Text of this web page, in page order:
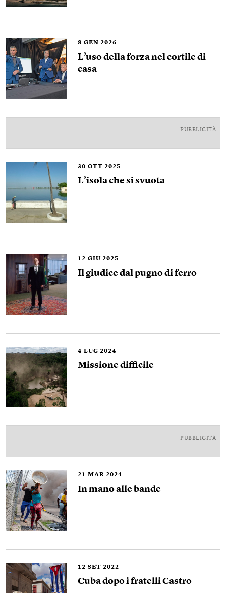
8 GEN 2026
L’uso della forza nel cortile di
casa
PUBBLICITÀ
30 OTT 2025
L’isola che si svuota
12 GIU 2025
Il giudice dal pugno di ferro
4 LUG 2024
Missione difficile
PUBBLICITÀ
21 MAR 2024
In mano alle bande
12 SET 2022
Cuba dopo i fratelli Castro